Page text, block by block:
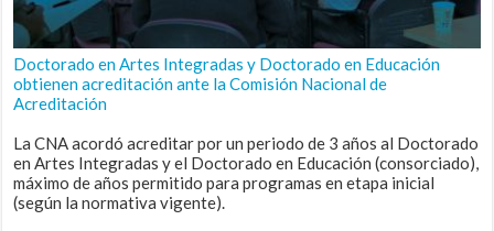
Doctorado en Artes Integradas y Doctorado en Educación
obtienen acreditación ante la Comisión Nacional de
Acreditación
La CNA acordó acreditar por un periodo de 3 años al Doctorado
en Artes Integradas y el Doctorado en Educación (consorciado),
máximo de años permitido para programas en etapa inicial
(según la normativa vigente).